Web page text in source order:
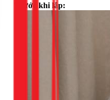
Trước khi lắp: